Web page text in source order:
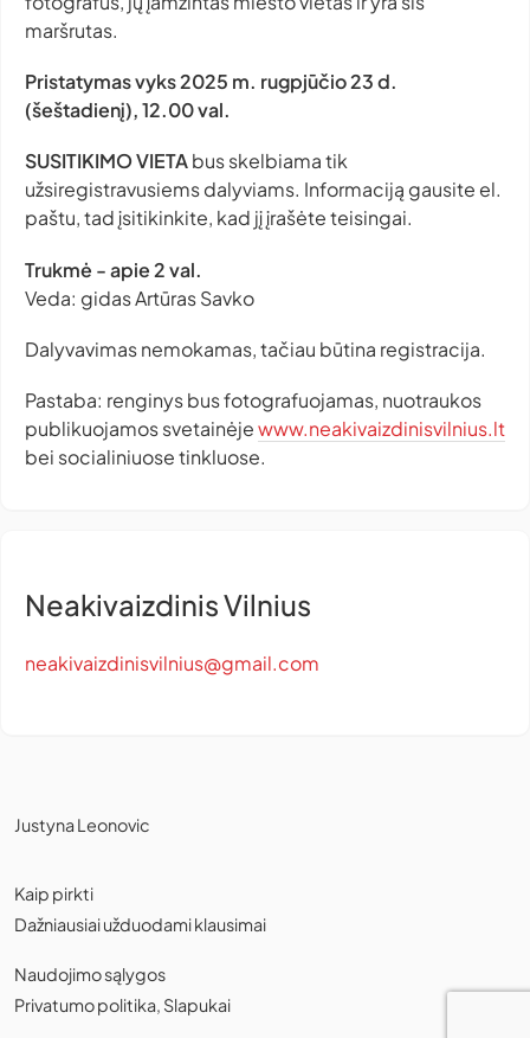
maršrutas.
Pristatymas vyks 2025 m. rugpjūčio 23 d.
(šeštadienį), 12.00 val.
SUSITIKIMO VIETAbus skelbiama tik
užsiregistravusiems dalyviams. Informaciją gausite el.
paštu, tad įsitikinkite, kad jį įrašėte teisingai.
Trukmė - apie 2 val.
Veda: gidas Artūras Savko
Dalyvavimas nemokamas, tačiau būtina registracija.
Pastaba: renginys bus fotografuojamas, nuotraukos
publikuojamos svetainėjewww.neakivaizdinisvilnius.lt
bei socialiniuose tinkluose.
Neakivaizdinis Vilnius
neakivaizdinisvilnius@gmail.com
Justyna Leonovic
Kaip pirkti
Dažniausiai užduodami klausimai
Naudojimo sąlygos
Privatumo politika, Slapukai